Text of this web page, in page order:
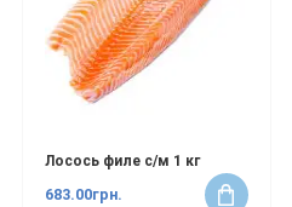
Лосось филе с/м 1 кг
683.00грн.